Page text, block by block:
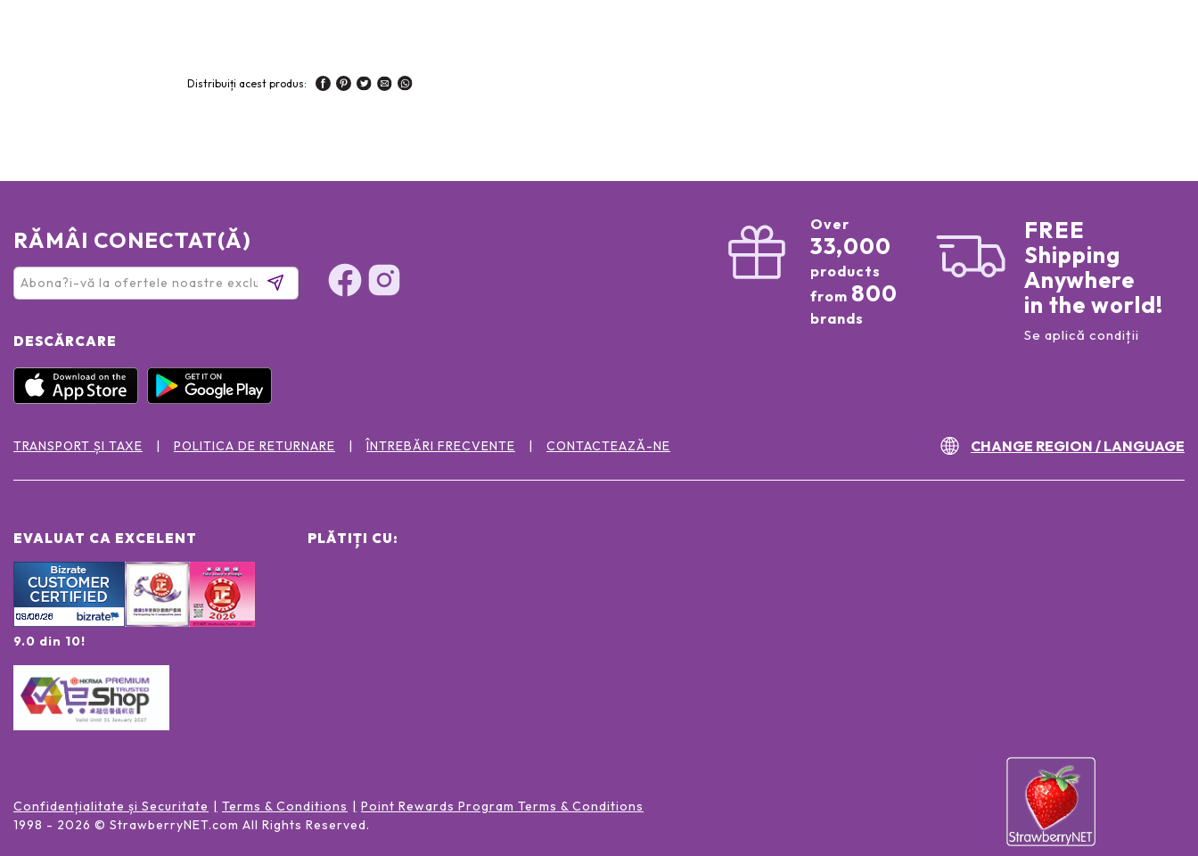
Distribuiți acest produs:
RĂMÂI CONECTAT(Ă)
DESCĂRCARE
Over
33,000
products
from 800
brands
FREE
Shipping
Anywhere
in the world!
Se aplică condiții
TRANSPORT ȘI TAXE POLITICA DE RETURNARE ÎNTREBĂRI FRECVENTE CONTACTEAZĂ-NE CHANGE REGION / LANGUAGE
EVALUAT CA EXCELENT
9.0 din 10!
PLĂTIȚI CU:
Confidențialitate și Securitate Terms & Conditions
Point Rewards Program Terms & Conditions
1998 - 2026 © StrawberryNET.com All Rights Reserved.